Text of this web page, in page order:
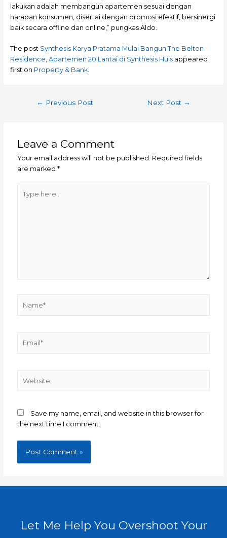
lakukan adalah membangun apartemen sesuai dengan
harapan konsumen, disertai dengan promosi efektif, bersinergi
baik secara offline dan online,” pungkas Aldo.
The post Synthesis Karya Pratama Mulai Bangun The Belton
Residence, Apartemen 20 Lantai di Synthesis Huisappeared
first on Property & Bank.
← Previous Post Next Post →
Leave a Comment
Your email address will not be published. Required fields
are marked*
here..
Save my name, email, and website in this browser for
the next time I comment.
Let Me Help You Overshoot Your